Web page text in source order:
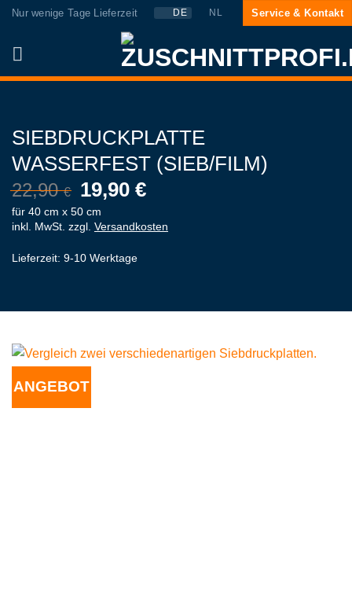
Zum
springen
Nur wenige Tage Lieferzeit DE NL Service & Kontakt
SIEBDRUCKPLATTE
WASSERFEST (SIEB/FILM)
22,90€ 19,90 €
für 40 cm x 50 cm
inkl. MwSt. zzgl. Versandkosten
Lieferzeit: 9-10 Werktage
ANGEBOT